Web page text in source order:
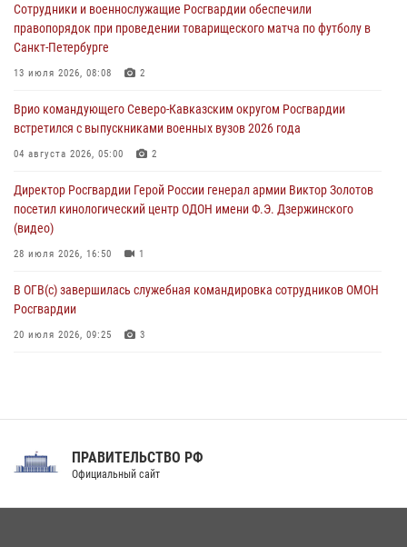
исполнилось 20 лет
08 августа 2026, 07:00
В Кабардино-Балкарии сотрудники Росгвардии провели турнир по
08 августа 2026, 07:00
В Москве росгвардейцы оказали помощь медикам и девушке с
08 августа 2026, 06:32 1
Сотрудники и военнослужащие Росгвардии обеспечили
правопорядок при проведении товарищеского матча по футболу в
Санкт-Петербурге
13 июля 2026, 08:08 2
Врио командующего Северо-Кавказским округом Росгвардии
встретился с выпускниками военных вузов 2026 года
04 августа 2026, 05:00 2
Директор Росгвардии Герой России генерал армии Виктор Золотов
посетил кинологический центр ОДОН имени Ф.Э. Дзержинского
(видео)
28 июля 2026, 16:50 1
В ОГВ(с) завершилась служебная командировка сотрудников ОМОН
Росгвардии
20 июля 2026, 09:25 3
Праздник «Один день с Росгвардией» к 105-летию Центрального
ПРАВИТЕЛЬСТВО РФ
Официальный сайт